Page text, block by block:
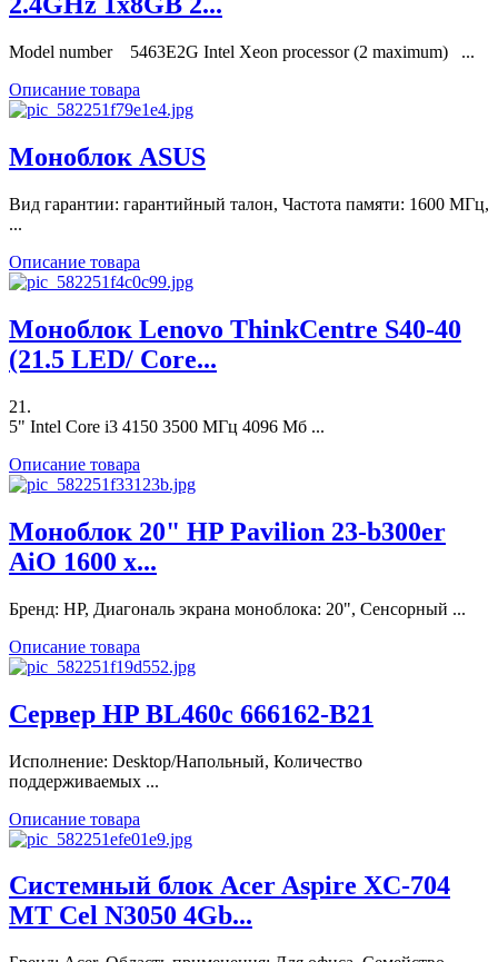
Model number 5463E2G Intel Xeon processor (2 maximum) ...
Описание товара
Моноблок ASUS
Вид гарантии: гарантийный талон, Частота памяти: 1600 МГц,
...
Описание товара
Моноблок Lenovo ThinkCentre S40-40
(21.5 LED/ Core...
21.
5" Intel Core i3 4150 3500 МГц 4096 Мб ...
Описание товара
Моноблок 20" HP Pavilion 23-b300er
AiO 1600 x...
Бренд: HP, Диагональ экрана моноблока: 20", Сенсорный ...
Описание товара
Сервер HP BL460c 666162-B21
Исполнение: Desktop/Напольный, Количество
поддерживаемых ...
Описание товара
Системный блок Acer Aspire XC-704
MT Cel N3050 4Gb...